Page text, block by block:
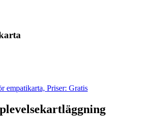
empatikarta, Priser: Gratis